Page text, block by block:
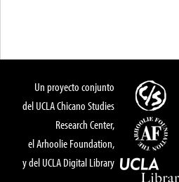
Un proyecto conjunto
del UCLA Chicano Studies
Research Center,
el Arhoolie Foundation,
y del UCLA Digital Library